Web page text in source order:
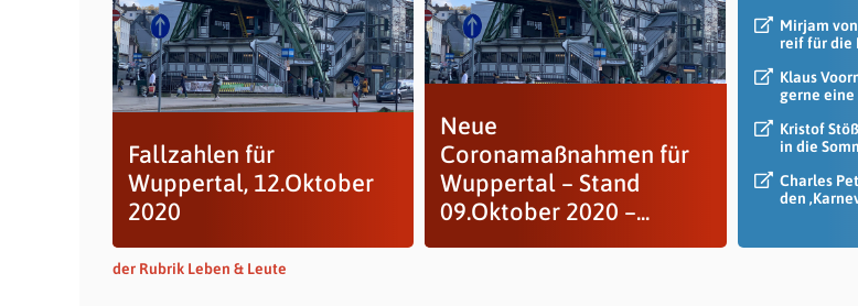
Fallzahlen für
Wuppertal, 12.Oktober
2020
Neue
Coronamaßnahmen für
Wuppertal – Stand
09.Oktober 2020 –...
Mirjam
reif für die
Klaus
gerne
Kristof
in die
Charles
den
der Rubrik Leben & Leute